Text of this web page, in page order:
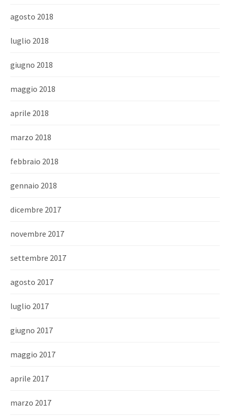
agosto 2018
luglio 2018
giugno 2018
maggio 2018
aprile 2018
marzo 2018
febbraio 2018
gennaio 2018
dicembre 2017
novembre 2017
settembre 2017
agosto 2017
luglio 2017
giugno 2017
maggio 2017
aprile 2017
marzo 2017